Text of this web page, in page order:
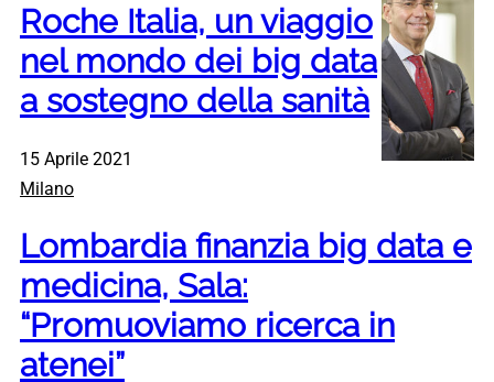
Roche Italia, un viaggio
nel mondo dei big data
a sostegno della sanità
15 Aprile 2021
Milano
Lombardia finanzia big data e
medicina, Sala:
“Promuoviamo ricerca in
atenei”